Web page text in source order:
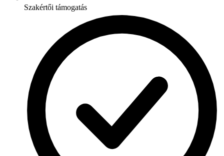
Szakértői támogatás